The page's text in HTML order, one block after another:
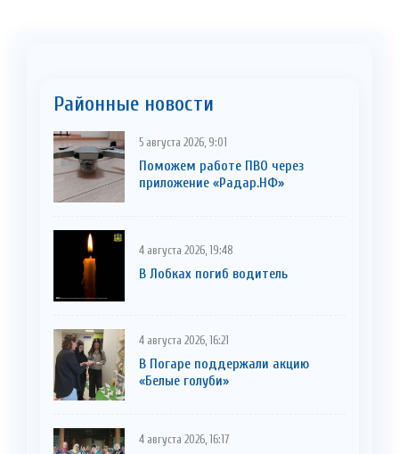
Районные новости
5 августа 2026, 9:01
Поможем работе ПВО через
приложение «Радар.НФ»
4 августа 2026, 19:48
В Лобках погиб водитель
4 августа 2026, 16:21
В Погаре поддержали акцию
«Белые голуби»
4 августа 2026, 16:17